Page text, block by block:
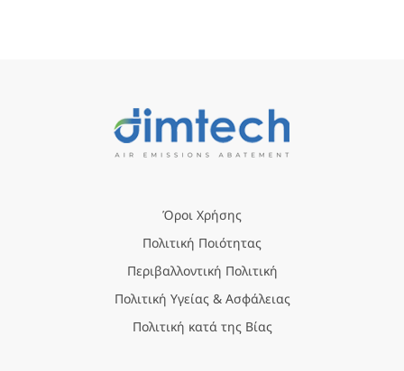
Όροι Χρήσης
Πολιτική Ποιότητας
Περιβαλλοντική Πολιτική
Πολιτική Υγείας & Ασφάλειας
Πολιτική κατά της Βίας